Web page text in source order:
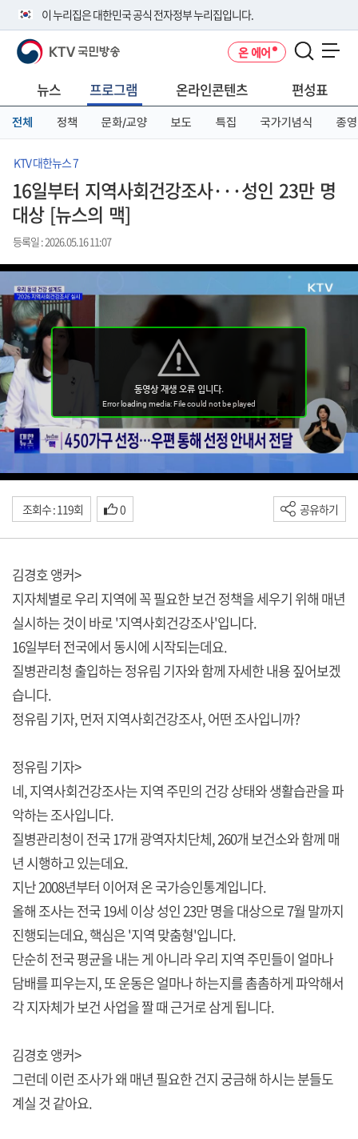
이 누리집은 대한민국 공식 전자정부 누리집입니다.
공식 누리집 주소 확인하기
니다.
이밖에 or.kr 또는 .kr등 다른 도메인 주소를 사용하고 있다면 아래 URL에
서 도메인 주소를 확인해 보세요
KTV 국민방송 온 에어
뉴스 프로그램 온라인콘텐츠 편성표
전체 정책 문화/교양 보도 특집 국가기념식 종영
KTV 대한뉴스 7
16일부터 지역사회건강조사···성인 23만 명
대상 [뉴스의 맥]
등록일 : 2026.05.16 11:07
조회수 : 119회 0 공유하기
김경호 앵커>
지자체별로 우리 지역에 꼭 필요한 보건 정책을 세우기 위해 매년
실시하는 것이 바로 '지역사회건강조사'입니다.
16일부터 전국에서 동시에 시작되는데요.
질병관리청 출입하는 정유림 기자와 함께 자세한 내용 짚어보겠
습니다.
정유림 기자, 먼저 지역사회건강조사, 어떤 조사입니까?
정유림 기자>
네, 지역사회건강조사는 지역 주민의 건강 상태와 생활습관을 파
악하는 조사입니다.
질병관리청이 전국 17개 광역자치단체, 260개 보건소와 함께 매
년 시행하고 있는데요.
지난 2008년부터 이어져 온 국가승인통계입니다.
올해 조사는 전국 19세 이상 성인 23만 명을 대상으로 7월 말까지
진행되는데요, 핵심은 '지역 맞춤형'입니다.
단순히 전국 평균을 내는 게 아니라 우리 지역 주민들이 얼마나
담배를 피우는지, 또 운동은 얼마나 하는지를 촘촘하게 파악해서
각 지자체가 보건 사업을 짤 때 근거로 삼게 됩니다.
김경호 앵커>
그런데 이런 조사가 왜 매년 필요한 건지 궁금해 하시는 분들도
계실 것 같아요.